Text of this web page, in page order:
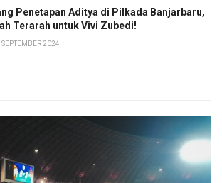
Penetapan Aditya di Pilkada Banjarbaru,
Terarah untuk Vivi Zubedi!
2024